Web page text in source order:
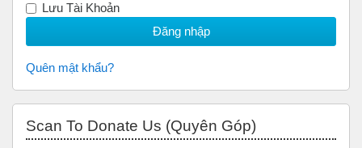
Lưu Tài Khoản
Quên mật khẩu?
Scan To Donate Us (Quyên Góp)